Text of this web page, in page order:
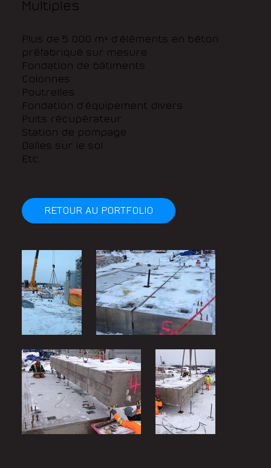
Multiples
Plus de 5 000 m³ d’éléments en béton
préfabriqué sur mesure
Fondation de bâtiments
Colonnes
Poutrelles
Fondation d’équipement divers
Puits récupérateur
Station de pompage
Dalles sur le sol
Etc.
RETOUR AU PORTFOLIO